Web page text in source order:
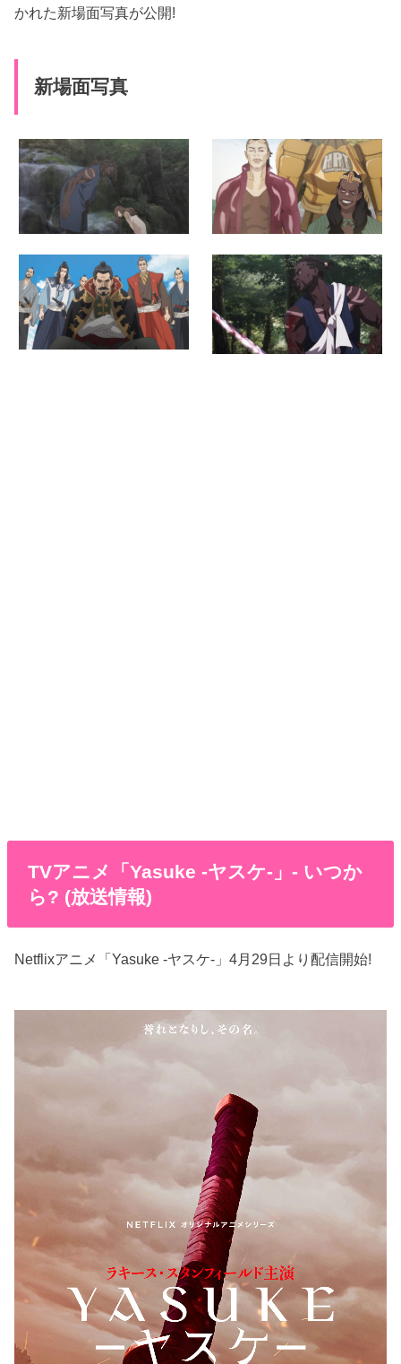
かれた新場面写真が公開!
新場面写真
TVアニメ「Yasuke -ヤスケ-」- いつか
ら? (放送情報)
Netflixアニメ「Yasuke -ヤスケ-」4月29日より配信開始!